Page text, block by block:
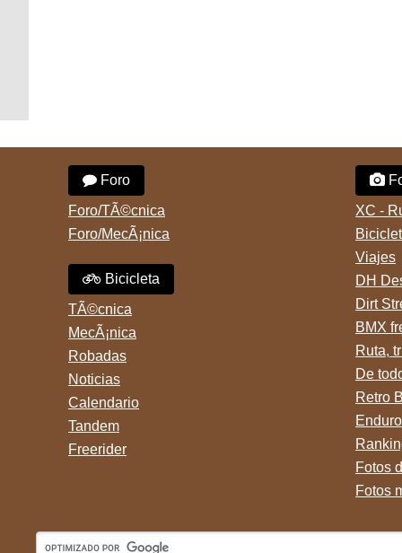
Foro
Foro/TÃ©cnica
Foro/MecÃ¡nica
Bicicleta
TÃ©cnica
MecÃ¡nica
Robadas
Noticias
Calendario
Tandem
Freerider
XC -
Viajes
DH
Dirt
BMX
Ruta,
De
Retro
Fotos
Fotos